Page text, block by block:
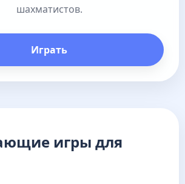
шахматистов.
Играть
игры для